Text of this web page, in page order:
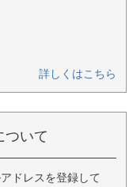
詳しくはこちら
ついて
ドレスを登録して